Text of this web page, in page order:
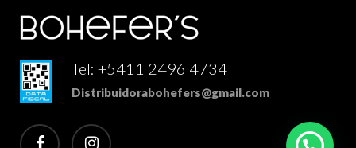
Tel: +5411 2496 4734
Distribuidorabohefers@gmail.com
facebook instagram